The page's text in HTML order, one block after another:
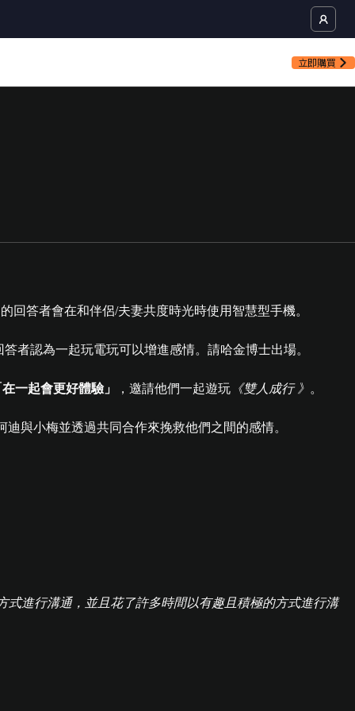
立即購買
回答者會在和伴侶/夫妻共度時光時使用智慧型手機。
者認為一起玩電玩可以增進感情。請哈金博士出場。
在一起會更好體驗」 ，邀請他們一起遊玩 《雙人成行 》 。
與小梅並透過共同合作來挽救他們之間的感情。
式進行溝通，並且花了許多時間以有趣且積極的方式進行溝